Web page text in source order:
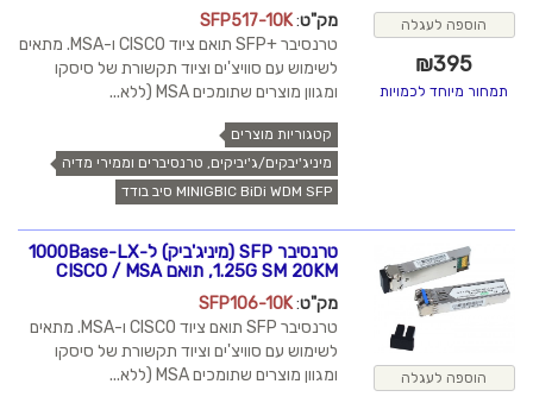
הוספה לעגלה
₪395
תמחור מיוחד לכמויות
מק"ט:
SFP517-10K
טרנסיבר +SFP תואם ציוד CISCO ו-MSA. מתאים
לשימוש עם סוויצ'ים וציוד תקשורת של סיסקו
ומגוון מוצרים שתומכים MSA (ללא...
קטגוריות מוצרים
מיניג'יבקים/ג'יביקים, טרנסיברים וממירי מדיה
MINIGBIC BiDi WDM SFP סיב בודד
הוספה לעגלה
טרנסיבר SFP (מיניג'ביק) ל-1000Base-LX
1.25G SM 20KM, תואם CISCO / MSA
מק"ט:
SFP106-10K
טרנסיבר SFP תואם ציוד CISCO ו-MSA. מתאים
לשימוש עם סוויצ'ים וציוד תקשורת של סיסקו
ומגוון מוצרים שתומכים MSA (ללא...